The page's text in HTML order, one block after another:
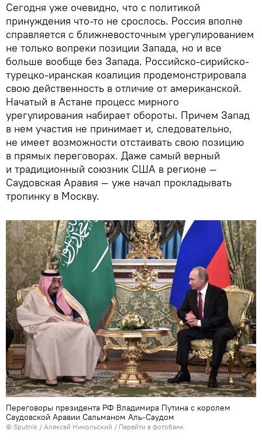
Сегодня уже очевидно, что с политикой
принуждения что-то не срослось. Россия вполне
справляется с ближневосточным урегулированием
не только вопреки позиции Запада, но и все
больше вообще без Запада. Российско-сирийско-
турецко-иранская коалиция продемонстрировала
свою действенность в отличие от американской.
Начатый в Астане процесс мирного
урегулирования набирает обороты. Причем Запад
в нем участия не принимает и, следовательно,
не имеет возможности отстаивать свою позицию
в прямых переговорах. Даже самый верный
и традиционный союзник США в регионе —
Саудовская Аравия — уже начал прокладывать
тропинку в Москву.
Переговоры президента РФ Владимира Путина с королем
Саудовской Аравии Сальманом Аль-Саудом
© Sputnik / Алексей Никольский / Перейти в фотобанк